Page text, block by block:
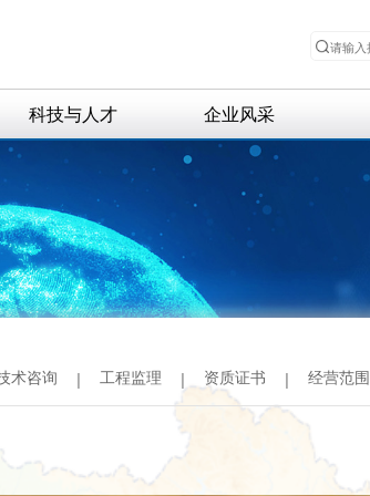
科技与人才
科研项目
获奖项目
精英团队
企业风采
术咨询 | 工程监理 | 资质证书 | 经营范围